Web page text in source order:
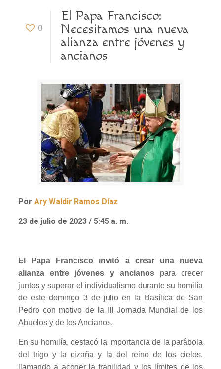
0
El Papa Francisco:
Necesitamos una nueva
alianza entre jóvenes y
ancianos
Por Ary Waldir Ramos Díaz
23 de julio de 2023 / 5:45 a. m.
El Papa Francisco invitó a crear una nueva
alianza entre jóvenes y ancianospara crecer
juntos y superar el individualismo durante su homilía
de este domingo 3 de julio en la Basílica de San
Pedro con motivo de la III Jornada Mundial de los
Abuelos y de los Ancianos.
En su homilía, destacó la importancia de la parábola
del trigo y la cizaña y la del reino de los cielos,
llamando a acoger la fragilidad y los límites de los